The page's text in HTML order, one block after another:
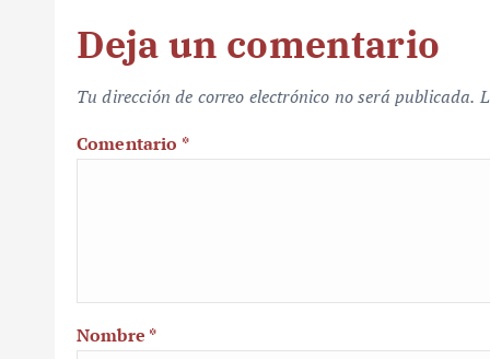
Deja un comentario
Tu dirección de correo electrónico no será publicada.
Comentario *
Nombre *